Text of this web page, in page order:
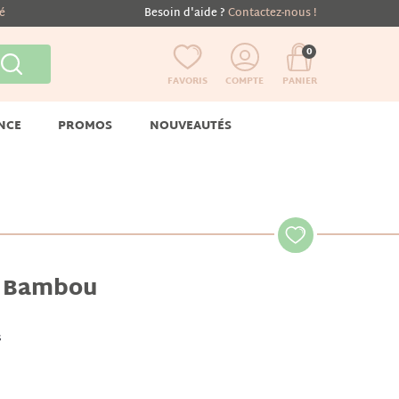
Besoin d'aide ?Contactez-nous !
FAVORIS COMPTE PANIER
0
PROMOS NOUVEAUTÉS